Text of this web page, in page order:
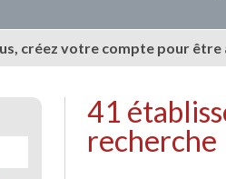
créez votre compte pour
41
recherche